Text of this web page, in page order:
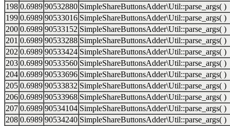
198 0.6989 90532880 SimpleShareButtonsAdder\Util::parse_args( )
199 0.6989 90533016 SimpleShareButtonsAdder\Util::parse_args( )
200 0.6989 90533152 SimpleShareButtonsAdder\Util::parse_args( )
201 0.6989 90533288 SimpleShareButtonsAdder\Util::parse_args( )
202 0.6989 90533424 SimpleShareButtonsAdder\Util::parse_args( )
203 0.6989 90533560 SimpleShareButtonsAdder\Util::parse_args( )
204 0.6989 90533696 SimpleShareButtonsAdder\Util::parse_args( )
205 0.6989 90533832 SimpleShareButtonsAdder\Util::parse_args( )
206 0.6989 90533968 SimpleShareButtonsAdder\Util::parse_args( )
207 0.6989 90534104 SimpleShareButtonsAdder\Util::parse_args( )
208 0.6989 90534240 SimpleShareButtonsAdder\Util::parse_args( )